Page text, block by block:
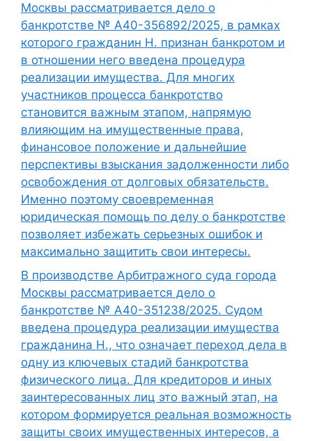
Москвы рассматривается дело о
банкротстве № А40-356892/2025, в рамках
которого гражданин Н. признан банкротом и
в отношении него введена процедура
реализации имущества. Для многих
участников процесса банкротство
становится важным этапом, напрямую
влияющим на имущественные права,
финансовое положение и дальнейшие
перспективы взыскания задолженности либо
освобождения от долговых обязательств.
Именно поэтому своевременная
юридическая помощь по делу о банкротстве
позволяет избежать серьезных ошибок и
максимально защитить свои интересы.
В производстве Арбитражного суда города
Москвы рассматривается дело о
банкротстве № А40-351238/2025. Судом
введена процедура реализации имущества
гражданина Н., что означает переход дела в
одну из ключевых стадий банкротства
физического лица. Для кредиторов и иных
заинтересованных лиц это важный этап, на
котором формируется реальная возможность
защиты своих имущественных интересов, а